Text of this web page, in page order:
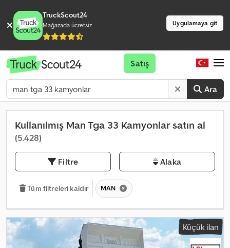
TruckScout24
Mağazada ücretsiz Uygulamaya git
Ara
Satış
Kullanılmış Man Tga 33 Kamyonlar satın al
(5.428)
Filtre Alaka
Tüm filtreleri kaldır MAN
Küçük ilan